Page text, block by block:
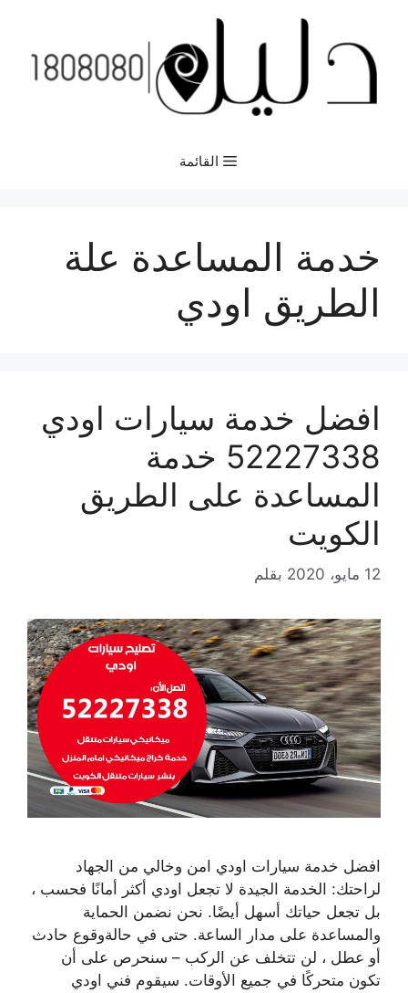
المحتوى
القائمة
خدمة المساعدة علة
الطريق اودي
افضل خدمة سيارات اودي
52227338 خدمة
المساعدة على الطريق
الكويت
12 مايو، 2020 بقلم
افضل خدمة سيارات اودي امن وخالي من الجهاد
لراحتك: الخدمة الجيدة لا تجعل اودي أكثر أمانًا فحسب ،
بل تجعل حياتك أسهل أيضًا. نحن نضمن الحماية
والمساعدة على مدار الساعة. حتى في حالةوقوع حادث
أو عطل ، لن تتخلف عن الركب – سنحرص على أن
تكون متحركًا في جميع الأوقات. سيقوم فني اودي